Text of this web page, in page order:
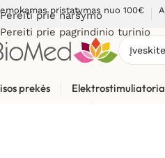
Pereiti prie naršymo
Pereiti prie pagrindinio turinio
pristatymas nuo 100€
prekės
Gyvūnų priežiūrai